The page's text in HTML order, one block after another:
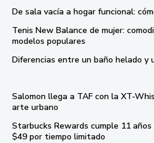
De sala vacía a hogar funcional:
Tenis New Balance de mujer:
modelos populares
Diferencias entre un baño helado y
Salomon llega a TAF con la XT-
arte urbano
Starbucks Rewards cumple 11
$49 por tiempo limitado